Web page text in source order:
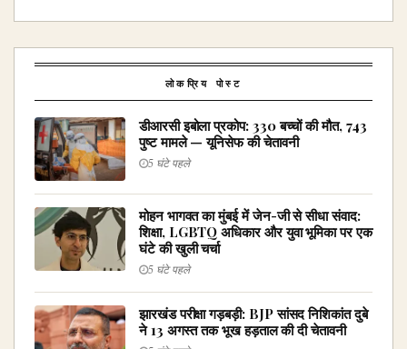
लोकप्रिय पोस्ट
डीआरसी इबोला प्रकोप: 330 बच्चों की मौत, 743
पुष्ट मामले — यूनिसेफ की चेतावनी
5 घंटे पहले
मोहन भागवत का मुंबई में जेन-जी से सीधा संवाद:
शिक्षा, LGBTQ अधिकार और युवा भूमिका पर एक
घंटे की खुली चर्चा
5 घंटे पहले
झारखंड परीक्षा गड़बड़ी: BJP सांसद निशिकांत दुबे
ने 13 अगस्त तक भूख हड़ताल की दी चेतावनी